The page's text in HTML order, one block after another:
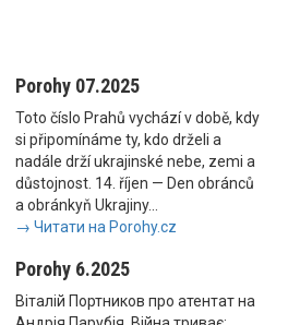
Porohy 07.2025
Toto číslo Prahů vychází v době, kdy
si připomínáme ty, kdo drželi a
nadále drží ukrajinské nebe, zemi a
důstojnost. 14. říjen — Den obránců
a obránkyň Ukrajiny...
→ Читати на Porohy.cz
Porohy 6.2025
Віталій Портников про атентат на